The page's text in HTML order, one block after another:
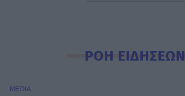
ΡΟΗ ΕΙΔΗΣΕΩΝ
MEDIA